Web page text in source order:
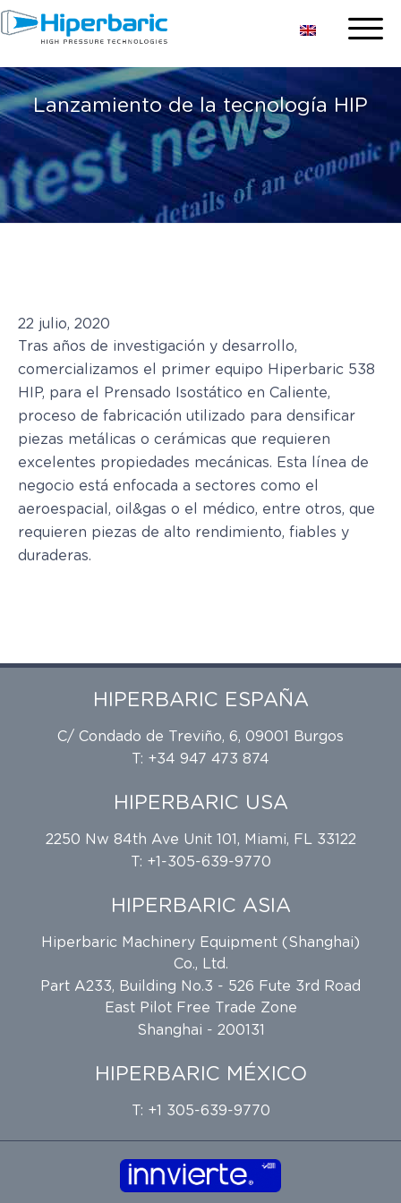
Lanzamiento de la tecnología HIP
22 julio, 2020
Tras años de investigación y desarrollo,
comercializamos el primer equipo Hiperbaric 538
HIP, para el Prensado Isostático en Caliente,
proceso de fabricación utilizado para densificar
piezas metálicas o cerámicas que requieren
excelentes propiedades mecánicas. Esta línea de
negocio está enfocada a sectores como el
aeroespacial, oil&gas o el médico, entre otros, que
requieren piezas de alto rendimiento, fiables y
duraderas.
HIPERBARIC ESPAÑA
C/ Condado de Treviño, 6, 09001 Burgos
T: +34 947 473 874
HIPERBARIC USA
2250 Nw 84th Ave Unit 101, Miami, FL 33122
T: +1-305-639-9770
HIPERBARIC ASIA
Hiperbaric Machinery Equipment (Shanghai)
Co., Ltd.
Part A233, Building No.3 - 526 Fute 3rd Road
East Pilot Free Trade Zone
Shanghai - 200131
HIPERBARIC MÉXICO
T: +1 305-639-9770